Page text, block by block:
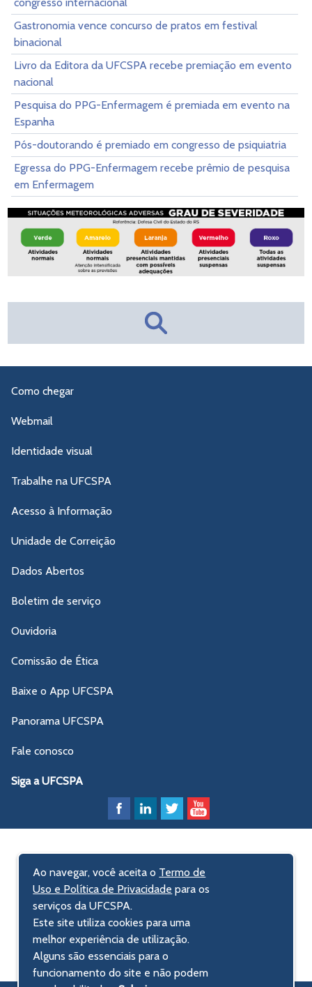
Gastronomia vence concurso de pratos em festival
binacional
Livro da Editora da UFCSPA recebe premiação em evento
nacional
Pesquisa do PPG-Enfermagem é premiada em evento na
Espanha
Pós-doutorando é premiado em congresso de psiquiatria
Egressa do PPG-Enfermagem recebe prêmio de pesquisa
em Enfermagem
Como chegar
Webmail
Identidade visual
Trabalhe na UFCSPA
Acesso à Informação
Unidade de Correição
Dados Abertos
Boletim de serviço
Ouvidoria
Comissão de Ética
Baixe o App UFCSPA
Panorama UFCSPA
Fale conosco
Siga a UFCSPA
Ao navegar, você aceita o Termo de
Uso e Política de Privacidade para os
serviços da UFCSPA.
Este site utiliza cookies para uma
melhor experiência de utilização.
Alguns são essenciais para o
funcionamento do site e não podem